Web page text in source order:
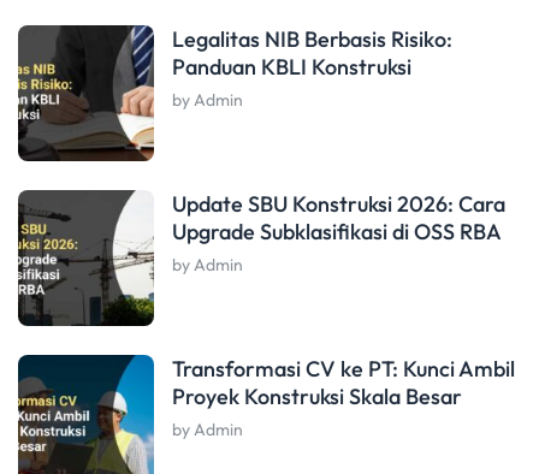
Legalitas NIB Berbasis Risiko:
Panduan KBLI Konstruksi
by Admin
Update SBU Konstruksi 2026: Cara
Upgrade Subklasifikasi di OSS RBA
by Admin
Transformasi CV ke PT: Kunci Ambil
Proyek Konstruksi Skala Besar
by Admin